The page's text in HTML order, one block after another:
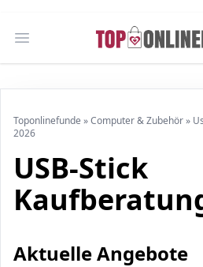
Open main menu
Toponlinefunde »Computer & Zubehör»
2026
USB-Stick
Aktuelle Angebote